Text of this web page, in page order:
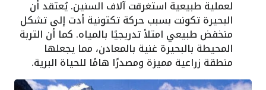
لعملية طبيعية استغرقت آلاف السنين. يُعتقد أن
البحيرة تكونت بسبب حركة تكتونية أدت إلى تشكل
منخفض طبيعي امتلأ تدريجيًا بالمياه. كما أن التربة
المحيطة بالبحيرة غنية بالمعادن، مما يجعلها
منطقة زراعية مميزة ومصدرًا هامًا للحياة البرية.